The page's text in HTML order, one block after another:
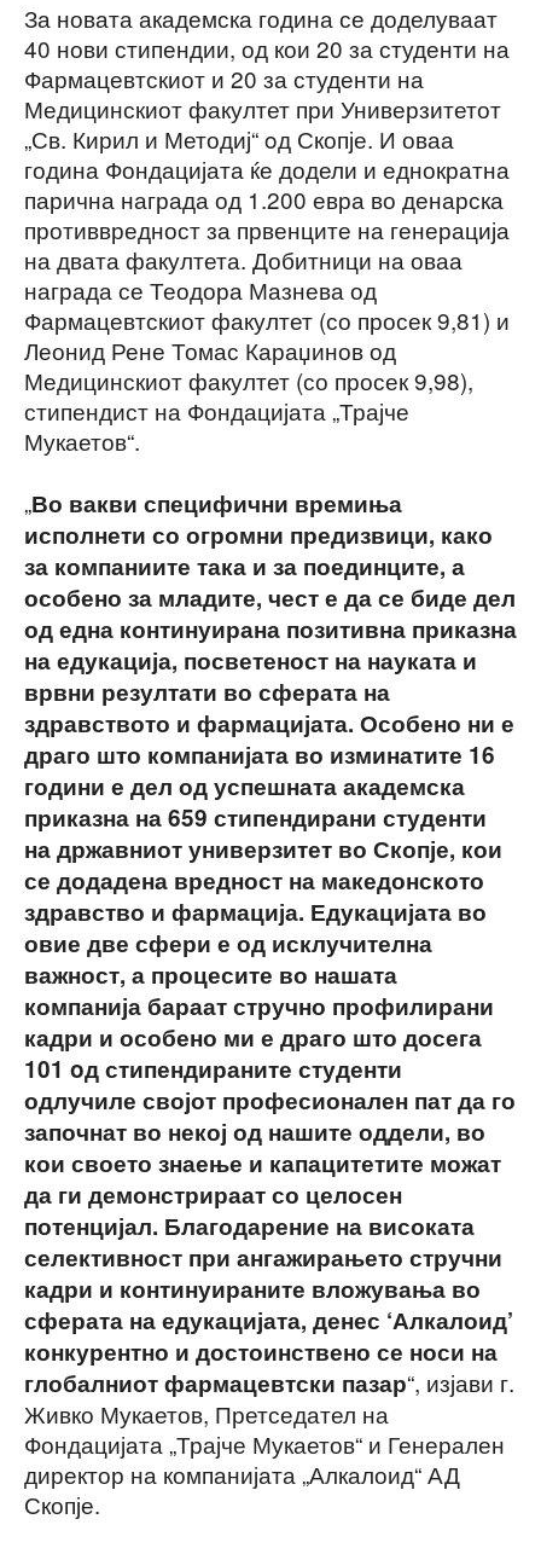
За новата академска година се доделуваат
40 нови стипендии, од кои 20 за студенти на
Фармацевтскиот и 20 за студенти на
Медицинскиот факултет при Универзитетот
„Св. Кирил и Методиј“ oд Скопје. И оваа
година Фондацијата ќе додели и еднократна
парична награда од 1.200 евра во денарска
противвредност за првенците на генерација
на двата факултета. Добитници на оваа
награда се Теодора Мазнева од
Фармацевтскиот факултет (со просек 9,81) и
Леонид Рене Томас Караџинов од
Медицинскиот факултет (со просек 9,98),
стипендист на Фондацијата „Трајче
Мукаетов“.
„Во вакви специфични времиња
исполнети со огромни предизвици, како
за компаниите така и за поединците, а
особено за младите, чест е да се биде дел
од една континуирана позитивна приказна
на едукација, посветеност на науката и
врвни резултати во сферата на
здравството и фармацијата. Особено ни е
драго што компанијата во изминатите 16
години е дел од успешната академска
приказна на 659 стипендирани студенти
на државниот универзитет во Скопје, кои
се додадена вредност на македонското
здравство и фармација. Едукацијата во
овие две сфери е од исклучителна
важност, а процесите во нашата
компанија бараат стручно профилирани
кадри и особено ми е драго што досега
101 oд стипендираните студенти
одлучиле својот професионален пат да го
започнат во некој од нашите оддели, во
кои своето знаење и капацитетите можат
да ги демонстрираат со целосен
потенцијал. Благодарение на високата
селективност при ангажирањето стручни
кадри и континуираните вложувања во
сферата на едукацијата, денес ‘Алкалоид’
конкурентно и достоинствено се носи на
глобалниот фармацевтски пазар“, изјави г.
Живко Мукаетов, Претседател на
Фондацијата „Трајче Мукаетов“ и Генерален
директор на компанијата „Алкалоид“ АД
Скопје.